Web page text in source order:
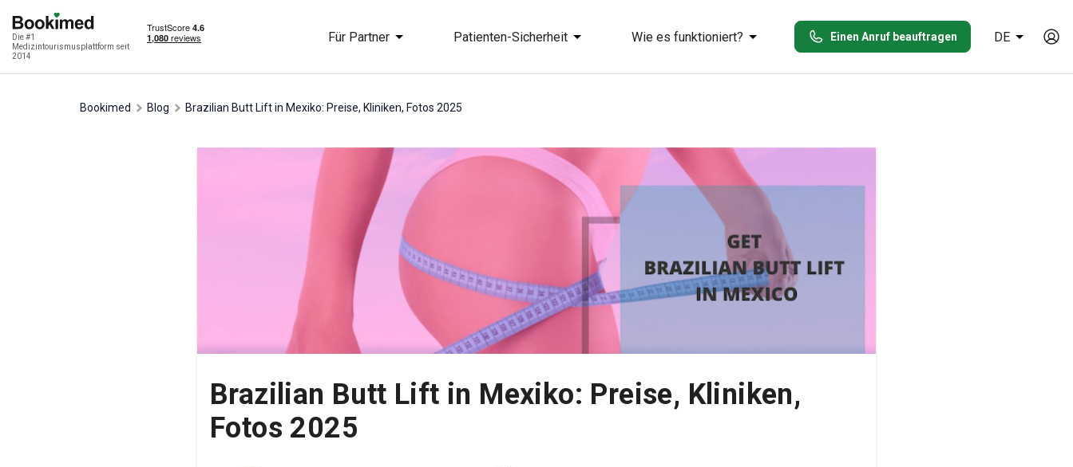
Die #1
Medizintourismusplattform seit
2014
Für Partner Patienten-Sicherheit Wie es funktioniert? Einen Anruf beauftragen DE
Bookimed Blog Brazilian Butt Lift in Mexiko: Preise, Kliniken, Fotos 2025
Brazilian Butt Lift in Mexiko: Preise, Kliniken,
Fotos 2025